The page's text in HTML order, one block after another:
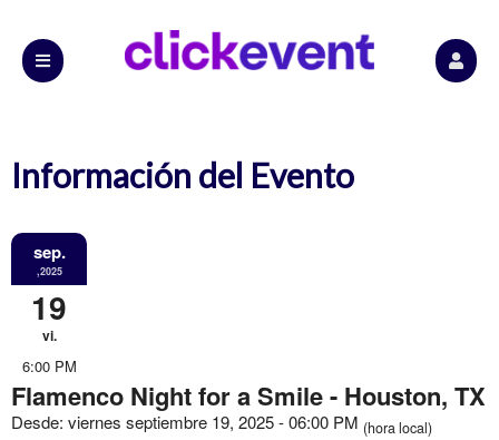
Información del Evento
sep.
,2025
19
vi.
6:00 PM
Flamenco Night for a Smile - Houston, TX
Desde: viernes septiembre 19, 2025 - 06:00 PM (hora local)